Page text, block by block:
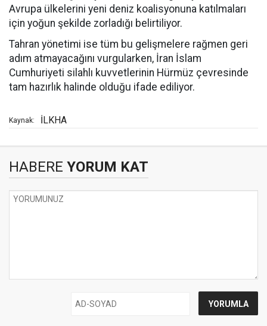
Avrupa ülkelerini yeni deniz koalisyonuna katılmaları
için yoğun şekilde zorladığı belirtiliyor.
Tahran yönetimi ise tüm bu gelişmelere rağmen geri
adım atmayacağını vurgularken, İran İslam
Cumhuriyeti silahlı kuvvetlerinin Hürmüz çevresinde
tam hazırlık halinde olduğu ifade ediliyor.
Kaynak: İLKHA
HABERE YORUM KAT